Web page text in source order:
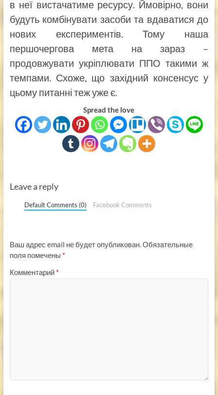
в неї вистачатиме ресурсу. Ймовірно, вони
будуть комбінувати засоби та вдаватися до
нових експериментів. Тому наша
першочергова мета на зараз –
продовжувати укріплювати ППО такими ж
темпами. Схоже, що західний консенсус у
цьому питанні теж уже є.
Spread the love
Leave a reply
Default Comments (0) Facebook Comments
Ваш адрес email не будет опубликован. Обязательные
поля помечены *
Комментарий *